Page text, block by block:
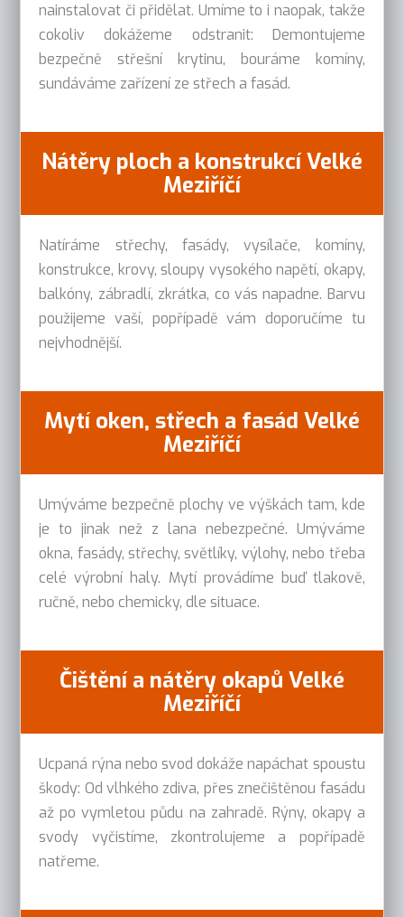
nainstalovat či přidělat. Umíme to i naopak, takže
cokoliv dokážeme odstranit: Demontujeme
bezpečně střešní krytinu, bouráme komíny,
sundáváme zařízení ze střech a fasád.
Nátěry ploch a konstrukcí Velké
Meziříčí
Natíráme střechy, fasády, vysílače, komíny,
konstrukce, krovy, sloupy vysokého napětí, okapy,
balkóny, zábradlí, zkrátka, co vás napadne. Barvu
použijeme vaší, popřípadě vám doporučíme tu
nejvhodnější.
Mytí oken, střech a fasád Velké
Meziříčí
Umýváme bezpečně plochy ve výškách tam, kde
je to jinak než z lana nebezpečné. Umýváme
okna, fasády, střechy, světlíky, výlohy, nebo třeba
celé výrobní haly. Mytí provádíme buď tlakově,
ručně, nebo chemicky, dle situace.
Čištění a nátěry okapů Velké
Meziříčí
Ucpaná rýna nebo svod dokáže napáchat spoustu
škody: Od vlhkého zdiva, přes znečištěnou fasádu
až po vymletou půdu na zahradě. Rýny, okapy a
svody vyčistíme, zkontrolujeme a popřípadě
natřeme.